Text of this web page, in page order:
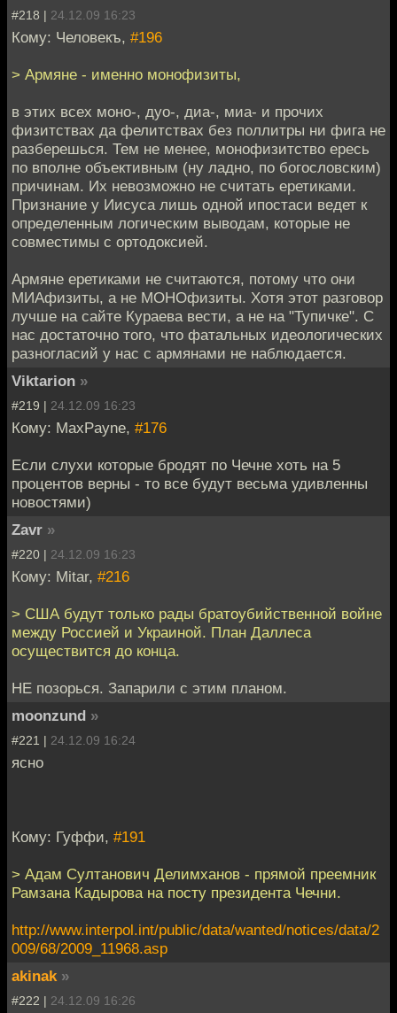
#218 | 24.12.09 16:23
Кому: Человекъ, #196
> Армяне - именно монофизиты,
в этих всех моно-, дуо-, диа-, миа- и прочих
физитствах да фелитствах без поллитры ни фига не
разберешься. Тем не менее, монофизитство ересь
по вполне объективным (ну ладно, по богословским)
причинам. Их невозможно не считать еретиками.
Признание у Иисуса лишь одной ипостаси ведет к
определенным логическим выводам, которые не
совместимы с ортодоксией.
Армяне еретиками не считаются, потому что они
МИАфизиты, а не МОНОфизиты. Хотя этот разговор
лучше на сайте Кураева вести, а не на "Тупичке". С
нас достаточно того, что фатальных идеологических
разногласий у нас с армянами не наблюдается.
Viktarion »
#219 | 24.12.09 16:23
Кому: MaxPayne, #176
Если слухи которые бродят по Чечне хоть на 5
процентов верны - то все будут весьма удивленны
новостями)
Zavr »
#220 | 24.12.09 16:23
Кому: Mitar, #216
> США будут только рады братоубийственной войне
между Россией и Украиной. План Даллеса
осуществится до конца.
НЕ позорься. Запарили с этим планом.
moonzund »
#221 | 24.12.09 16:24
ясно
Кому: Гуффи, #191
> Адам Султанович Делимханов - прямой преемник
Рамзана Кадырова на посту президента Чечни.
http://www.interpol.int/public/data/wanted/notices/data/2
009/68/2009_11968.asp
akinak »
#222 | 24.12.09 16:26